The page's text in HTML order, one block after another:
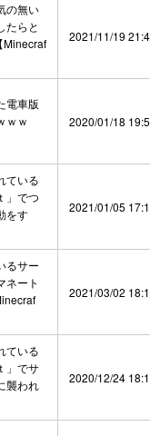
の無い
たらと
Minecraf
2021/11/19
電車版
ｗｗ
2020/01/18
ている
」でつ
をす
2021/01/05
るサー
ネート
2021/03/02
ている
」でサ
襲われ
2020/12/24